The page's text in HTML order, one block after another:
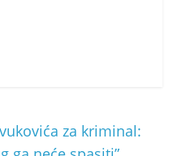
za kriminal: